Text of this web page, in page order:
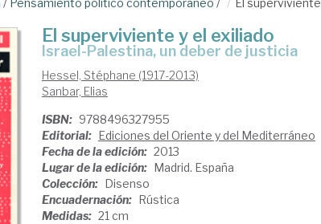
/ Pensamiento político contemporáneo / El
El superviviente y el exiliado
Israel-Palestina, un deber de justicia
Hessel, Stéphane (1917-2013)
Sanbar, Elias
ISBN: 9788496327955
Editorial: Ediciones del Oriente y del Mediterráneo
Fecha de la edición: 2013
Lugar de la edición: Madrid. España
Colección: Disenso
Encuadernación: Rústica
Medidas: 21 cm